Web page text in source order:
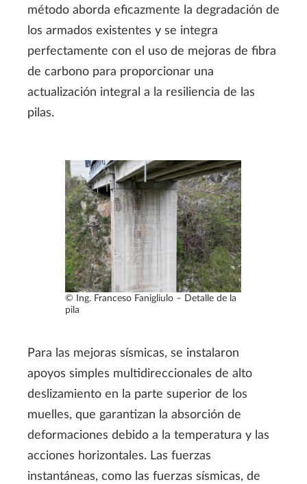
método aborda eficazmente la degradación de
los armados existentes y se integra
perfectamente con el uso de mejoras de fibra
de carbono para proporcionar una
actualización integral a la resiliencia de las
pilas.
© Ing. Franceso Fanigliulo – Detalle de la
pila
Para las mejoras sísmicas, se instalaron
apoyos simples multidireccionales de alto
deslizamiento en la parte superior de los
muelles, que garantizan la absorción de
deformaciones debido a la temperatura y las
acciones horizontales. Las fuerzas
instantáneas, como las fuerzas sísmicas, de